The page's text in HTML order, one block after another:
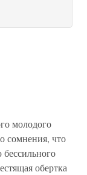
молодого
сомнения, что
обертка